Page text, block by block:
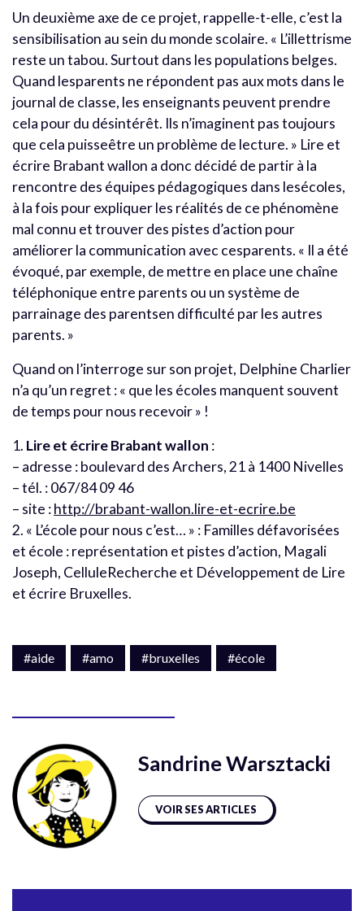
Un deuxième axe de ce projet, rappelle-t-elle, c’est la
sensibilisation au sein du monde scolaire. « L’illettrisme
reste un tabou. Surtout dans les populations belges.
Quand lesparents ne répondent pas aux mots dans le
journal de classe, les enseignants peuvent prendre
cela pour du désintérêt. Ils n’imaginent pas toujours
que cela puisseêtre un problème de lecture. » Lire et
écrire Brabant wallon a donc décidé de partir à la
rencontre des équipes pédagogiques dans lesécoles,
à la fois pour expliquer les réalités de ce phénomène
mal connu et trouver des pistes d’action pour
améliorer la communication avec cesparents. « Il a été
évoqué, par exemple, de mettre en place une chaîne
téléphonique entre parents ou un système de
parrainage des parentsen difficulté par les autres
parents. »
Quand on l’interroge sur son projet, Delphine Charlier
n’a qu’un regret : « que les écoles manquent souvent
de temps pour nous recevoir » !
1. Lire et écrire Brabant wallon :
– adresse : boulevard des Archers, 21 à 1400 Nivelles
– tél. : 067/84 09 46
– site :http://brabant-wallon.lire-et-ecrire.be
2. « L’école pour nous c’est… » : Familles défavorisées
et école : représentation et pistes d’action, Magali
Joseph, CelluleRecherche et Développement de Lire
et écrire Bruxelles.
#aide #amo #bruxelles #école
Sandrine Warsztacki
VOIR SES ARTICLES